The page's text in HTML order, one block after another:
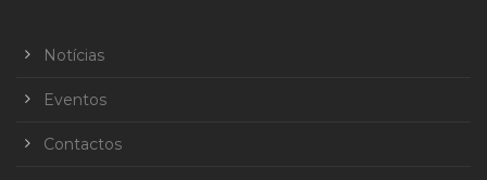
Notícias
Eventos
Contactos